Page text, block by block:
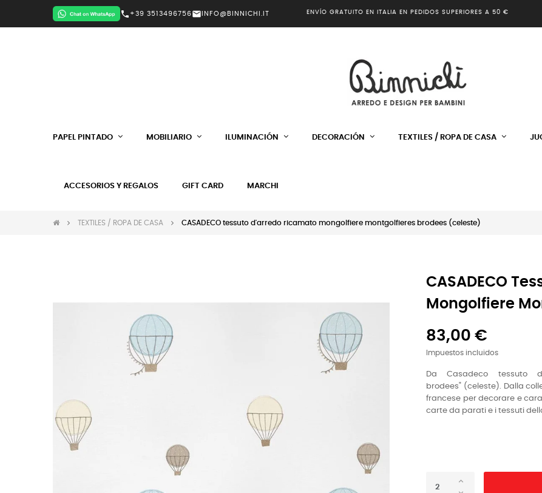
call +39 3513496756mail INFO@BINNICHI.IT ENVÍO GRATUITO EN ITALIA EN PEDIDOS SUPERIORES A 50 €
PAPEL PINTADO MOBILIARIO ILUMINACIÓN DECORACIÓN TEXTILES / ROPA DE CASA
ACCESORIOS Y REGALOS GIFT CARD MARCHI
TEXTILES / ROPA DE CASA CASADECO tessuto d'arredo ricamato mongolfiere montgolfieres brodees (celeste)
CASADECO
Mongolfiere
83,00 €
Impuestos incluidos
Da Casadeco tessuto
brodees" (celeste). Dalla
francese per decorare e
carte da parati e i tessuti